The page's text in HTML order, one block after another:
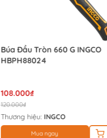
Búa Đầu Tròn 660 G INGCO
HBPH88024
108.000₫
120.000₫
Thương hiệu: INGCO
Mua ngay